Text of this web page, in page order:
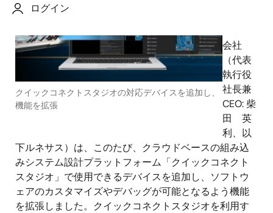
ログイン
クイックコネクトスタジオの対応デバイスを追加し、
機能を拡張
会社
（代表
執行役
社長兼
CEO: 柴
田 英
利、以
下ルネサス）は、このたび、クラウドベースの組み込
みシステム設計プラットフォーム「クイックコネクト
スタジオ」で使用できるデバイスを追加し、ソフトウ
ェアのカスタマイズやデバッグが可能となるよう機能
を拡張しました。クイックコネクトスタジオを利用す